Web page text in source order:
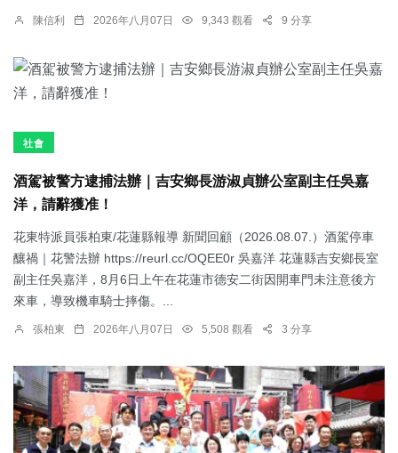
陳信利 2026年八月07日 9,343 觀看 9 分享
社會
酒駕被警方逮捕法辦｜吉安鄉長游淑貞辦公室副主任吳嘉
洋，請辭獲准！
花東特派員張柏東/花蓮縣報導 新聞回顧（2026.08.07.）酒駕停車
釀禍｜花警法辦 https://reurl.cc/OQEE0r 吳嘉洋 花蓮縣吉安鄉長室
副主任吳嘉洋，8月6日上午在花蓮市德安二街因開車門未注意後方
來車，導致機車騎士摔傷。...
張柏東 2026年八月07日 5,508 觀看 3 分享